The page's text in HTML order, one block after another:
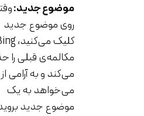
موضوع جدید:وقتی
روی موضوع جدید
کلیک می‌کنید، Bing
مکالمه‌ی قبلی را حذف
می‌کند و به آرامی از شما
می‌خواهد به یک
موضوع جدید بروید.